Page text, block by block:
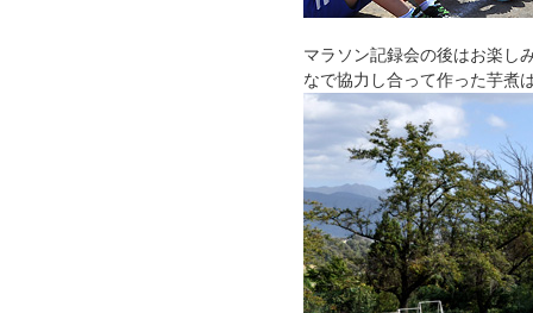
マラソン記録会の後はお楽し
なで協力し合って作った芋煮